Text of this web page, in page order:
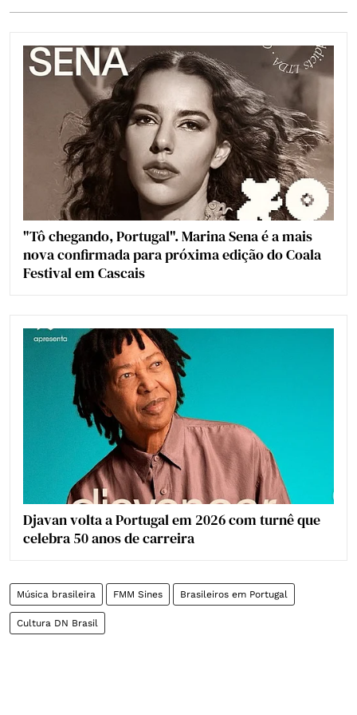
"Tô chegando, Portugal". Marina Sena é a mais
nova confirmada para próxima edição do Coala
Festival em Cascais
Djavan volta a Portugal em 2026 com turnê que
celebra 50 anos de carreira
Música brasileira FMM Sines Brasileiros em Portugal
Cultura DN Brasil